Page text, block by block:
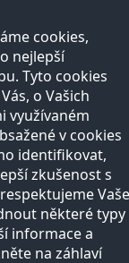
cookies,
nejlepší
Tyto cookies
o Vašich
využívaném
v cookies
identifikovat,
zkušenost s
Vaše
některé typy
informace a
na záhlaví